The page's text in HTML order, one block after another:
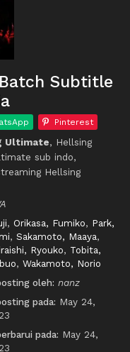
Subtitle
Pinterest
Ultimate, Hellsing
sub indo,
Hellsing
, Orikasa, Fumiko, Park,
,Sakamoto, Maaya,
Ryouko, Tobita,
,Wakamoto, Norio
oleh: nanz
pada: May 24,
pada: May 24,